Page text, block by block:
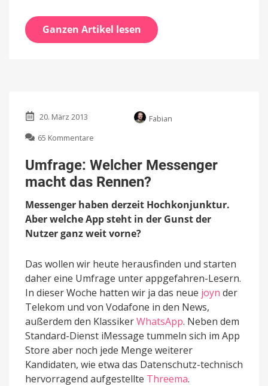
Ganzen Artikel lesen
20. März 2013
Fabian
65 Kommentare
Welcher
Messenger
macht
Rennen?
Umfrage: Welcher Messenger
macht das Rennen?
Messenger haben derzeit Hochkonjunktur.
Aber welche App steht in der Gunst der
Nutzer ganz weit vorne?
Das wollen wir heute herausfinden und starten
daher eine Umfrage unter appgefahren-Lesern.
In dieser Woche hatten wir ja das neue joyn der
Telekom und von Vodafone in den News,
außerdem den KlassikerWhatsApp. Neben dem
Standard-Dienst iMessage tummeln sich im App
Store aber noch jede Menge weiterer
Kandidaten, wie etwa das Datenschutz-technisch
hervorragend aufgestellte Threema.